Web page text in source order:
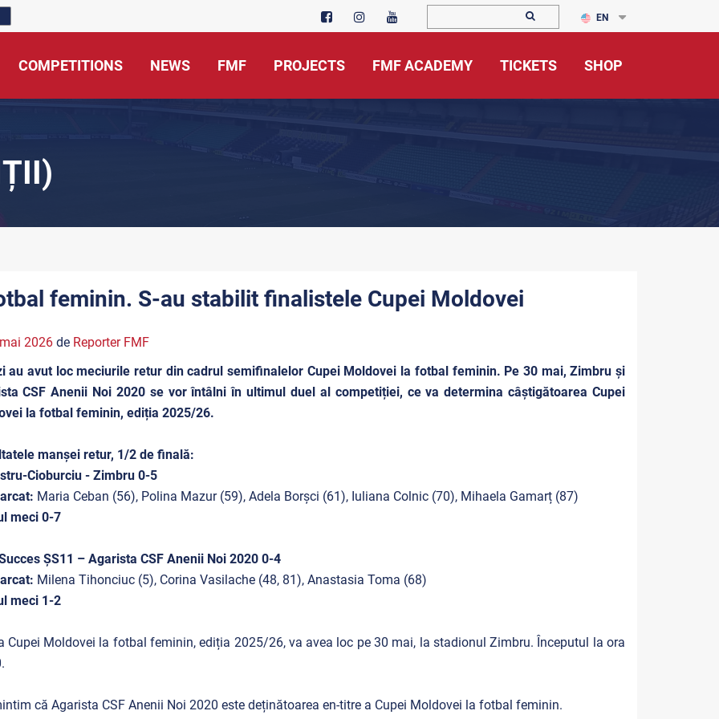
EN
COMPETITIONS NEWS FMF PROJECTS FMF ACADEMY TICKETS SHOP
feminin. S-au stabilit finalistele Cupei Moldovei
2026de Reporter FMF
au avut loc meciurile retur din cadrul semifinalelor Cupei Moldovei la fotbal feminin. Pe 30 mai, Zimbru și
CSF Anenii Noi 2020 se vor întâlni în ultimul duel al competiției, ce va determina câștigătoarea Cupei
la fotbal feminin, ediția 2025/26.
manșei retur, 1/2 de finală:
Cioburciu - Zimbru 0-5
Maria Ceban (56), Polina Mazur (59), Adela Borșci (61), Iuliana Colnic (70), Mihaela Gamarț (87)
meci 0-7
ȘS11 – Agarista CSF Anenii Noi 2020 0-4
Milena Tihonciuc (5), Corina Vasilache (48, 81), Anastasia Toma (68)
meci 1-2
Cupei Moldovei la fotbal feminin, ediția 2025/26, va avea loc pe 30 mai, la stadionul Zimbru. Începutul la ora
că Agarista CSF Anenii Noi 2020 este deținătoarea en-titre a Cupei Moldovei la fotbal feminin.